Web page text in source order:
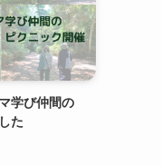
学び仲間の
た